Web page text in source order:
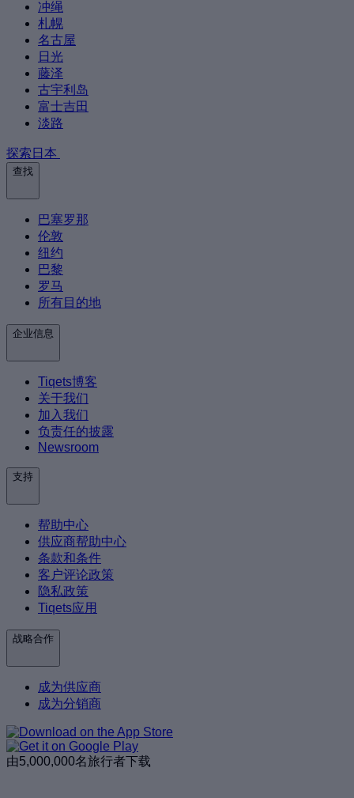
冲绳
札幌
名古屋
日光
藤泽
古宇利岛
富士吉田
淡路
探索日本
查找
巴塞罗那
伦敦
纽约
巴黎
罗马
所有目的地
企业信息
Tiqets博客
关于我们
加入我们
负责任的披露
Newsroom
支持
帮助中心
供应商帮助中心
条款和条件
客户评论政策
隐私政策
Tiqets应用
战略合作
成为供应商
成为分销商
由5,000,000名旅行者下载